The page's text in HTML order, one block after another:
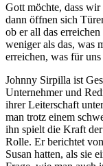
Gott möchte, dass
dann öffnen sich
ob er all das
weniger als das, was
erreichen, was für
Johnny Sirpilla ist
Unternehmer und
ihrer Leiterschaft
man trotz einem
ihn spielt die Kraft
Rolle. Er berichtet
Susan hatten, als sie